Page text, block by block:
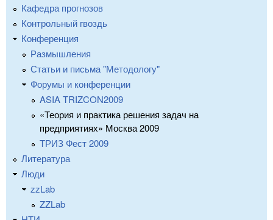
Кафедра прогнозов
Контрольный гвоздь
Конференция
Размышления
Статьи и письма "Методологу"
Форумы и конференции
ASIA TRIZCON2009
«Теория и практика решения задач на
предприятиях» Москва 2009
ТРИЗ Фест 2009
Литература
Люди
zzLab
ZZLab